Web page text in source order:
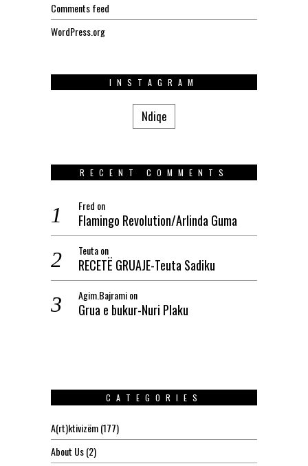
Comments feed
WordPress.org
INSTAGRAM
Ndiqe
RECENT COMMENTS
Fred on
Flamingo Revolution/Arlinda Guma
Teutaon
RECETË GRUAJE-Teuta Sadiku
Agim.Bajramion
Grua e bukur-Nuri Plaku
CATEGORIES
A(rt)ktivizëm(177)
About Us(2)